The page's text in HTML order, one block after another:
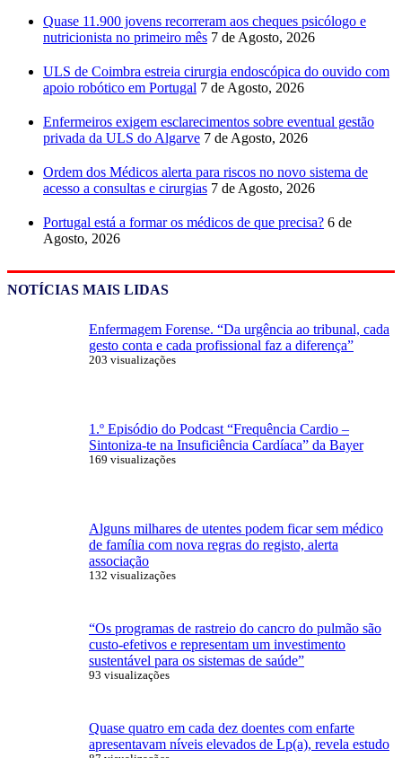
Quase 11.900 jovens recorreram aos cheques psicólogo e
nutricionista no primeiro mês 7 de Agosto, 2026
ULS de Coimbra estreia cirurgia endoscópica do ouvido com
apoio robótico em Portugal 7 de Agosto, 2026
Enfermeiros exigem esclarecimentos sobre eventual gestão
privada da ULS do Algarve 7 de Agosto, 2026
Ordem dos Médicos alerta para riscos no novo sistema de
acesso a consultas e cirurgias 7 de Agosto, 2026
Portugal está a formar os médicos de que precisa? 6 de
Agosto, 2026
NOTÍCIAS MAIS LIDAS
Enfermagem Forense. “Da urgência ao tribunal, cada
gesto conta e cada profissional faz a diferença”
203 visualizações
1.º Episódio do Podcast “Frequência Cardio –
Sintoniza-te na Insuficiência Cardíaca” da Bayer
169 visualizações
Alguns milhares de utentes podem ficar sem médico
de família com nova regras do registo, alerta
associação
132 visualizações
“Os programas de rastreio do cancro do pulmão são
custo-efetivos e representam um investimento
sustentável para os sistemas de saúde”
93 visualizações
Quase quatro em cada dez doentes com enfarte
apresentavam níveis elevados de Lp(a), revela estudo